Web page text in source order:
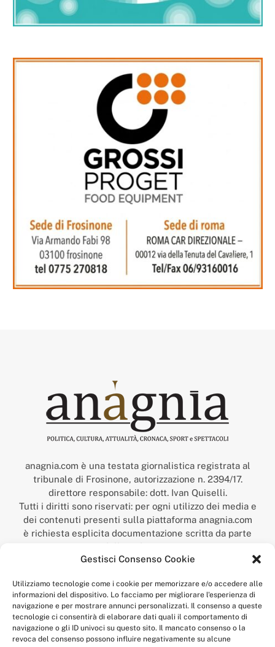
Gestisci Consenso Cookie
Utilizziamo tecnologie come i cookie per memorizzare e/o accedere alle
informazioni del dispositivo. Lo facciamo per migliorare l'esperienza di
navigazione e per mostrare annunci personalizzati. Il consenso a queste
tecnologie ci consentirà di elaborare dati quali il comportamento di
navigazione o gli ID univoci su questo sito. Il mancato consenso o la
revoca del consenso possono influire negativamente su alcune
anagnia.com è una testata giornalistica registrata al
tribunale di Frosinone, autorizzazione n. 2394/17.
direttore responsabile: dott. Ivan Quiselli.
Tutti i diritti sono riservati: per ogni utilizzo dei media e
dei contenuti presenti sulla piattaforma anagnia.com
è richiesta esplicita documentazione scritta da parte
della redazione.
“Anagnia” è un marchio registrato presso l’Ufficio Italiano
Economico,
num. registrazione: 302017000014044 del 9 febbraio 2017.
Per contatti:redazione@anagnia.com